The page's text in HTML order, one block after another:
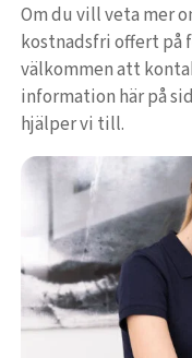
Om du vill veta mer
kostnadsfri offert på
välkommen att
information här på
hjälper vi till.